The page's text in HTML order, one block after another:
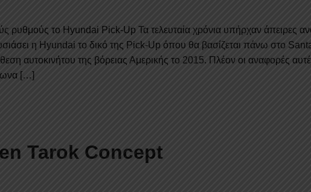
ρυθμούς το Hyundai Pick-Up Τα τελευταία χρόνια υπήρχαν άπειρες
η Hyundai το δικό της Pick-Up όπου θα βασίζεται πάνω στο
αυτοκινήτου της βόρειας Αμερικής το 2015. Πλέον οι αναφορές
[…]
Tarok Concept